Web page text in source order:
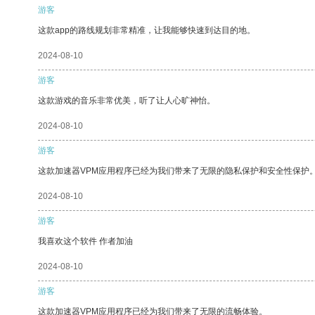
游客
这款app的路线规划非常精准，让我能够快速到达目的地。
2024-08-10
游客
这款游戏的音乐非常优美，听了让人心旷神怡。
2024-08-10
游客
这款加速器VPM应用程序已经为我们带来了无限的隐私保护和安全性保护
2024-08-10
游客
我喜欢这个软件 作者加油
2024-08-10
游客
这款加速器VPM应用程序已经为我们带来了无限的流畅体验。